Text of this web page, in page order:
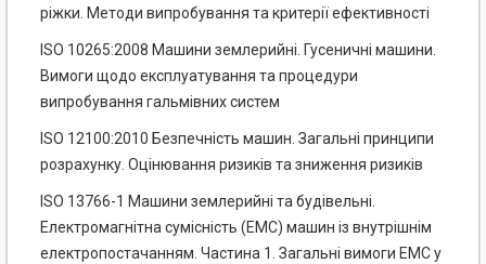
ріжки. Методи випробування та критерії ефективності
ISO 10265:2008 Машини землерийні. Гусеничні машини.
Вимоги щодо експлуатування та процедури
випробування гальмівних систем
ISO 12100:2010 Безпечність машин. Загальні принципи
розрахунку. Оцінювання ризиків та зниження ризиків
ISO 13766-1 Машини землерийні та будівельні.
Електромагнітна сумісність (EMC) машин із внутрішнім
електропостачанням. Частина 1. Загальні вимоги EMC у